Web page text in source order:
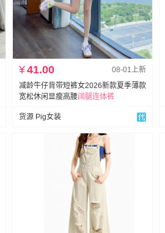
08-01上新
¥41.00
减龄牛仔背带短裤女2026新款夏季薄款
宽松休闲显瘦高腰阔腿连体裤
货源 Pig女装